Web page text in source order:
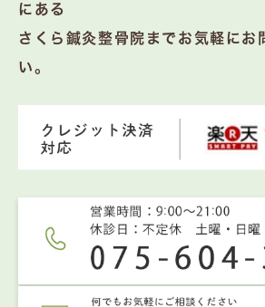
にある
さくら鍼灸整骨院までお気軽にお
い。